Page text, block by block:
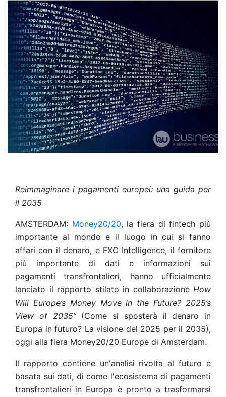
Reimmaginare i pagamenti europei: una guida per
il 2035
AMSTERDAM: Money20/20, la fiera di fintech più
importante al mondo e il luogo in cui si fanno
affari con il denaro, e FXC Intelligence, il fornitore
più importante di dati e informazioni sui
pagamenti transfrontalieri, hanno ufficialmente
lanciato il rapporto stilato in collaborazione How
Will Europe’s Money Move in the Future? 2025’s
View of 2035”(Come si sposterà il denaro in
Europa in futuro? La visione del 2025 per il 2035),
oggi alla fiera Money20/20 Europe di Amsterdam.
Il rapporto contiene un'analisi rivolta al futuro e
basata sui dati, di come l'ecosistema di pagamenti
transfrontalieri in Europa è pronto a trasformarsi